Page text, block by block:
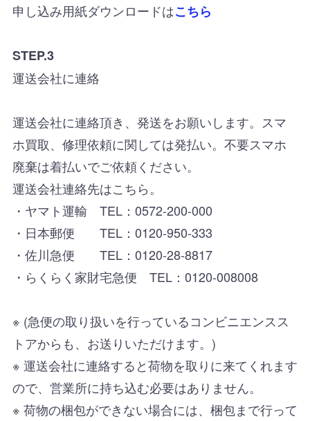
申し込み用紙ダウンロードはこちら
STEP.3
運送会社に連絡
運送会社に連絡頂き、発送をお願いします。スマ
ホ買取、修理依頼に関しては発払い。不要スマホ
廃棄は着払いでご依頼ください。
運送会社連絡先はこちら。
・ヤマト運輸 TEL：0572-200-000
・日本郵便 TEL：0120-950-333
・佐川急便 TEL：0120-28-8817
・らくらく家財宅急便 TEL：0120-008008
※ (急便の取り扱いを行っているコンビニエンスス
トアからも、お送りいただけます。)
※ 運送会社に連絡すると荷物を取りに来てくれます
ので、営業所に持ち込む必要はありません。
※ 荷物の梱包ができない場合には、梱包まで行って